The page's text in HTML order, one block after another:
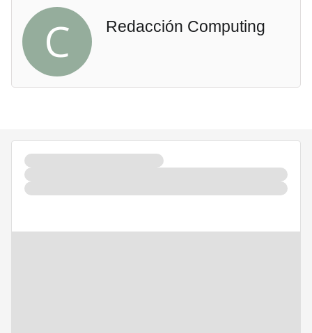
C Redacción Computing